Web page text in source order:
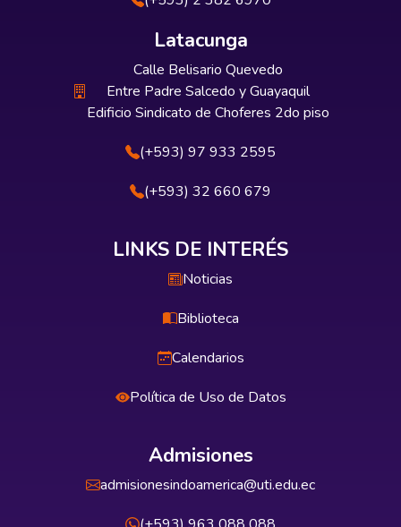
Latacunga
Calle Belisario Quevedo
Entre Padre Salcedo y Guayaquil
Edificio Sindicato de Choferes 2do piso
(+593) 97 933 2595
(+593) 32 660 679
LINKS DE INTERÉS
Noticias
Biblioteca
Calendarios
Política de Uso de Datos
Admisiones
admisionesindoamerica@uti.edu.ec